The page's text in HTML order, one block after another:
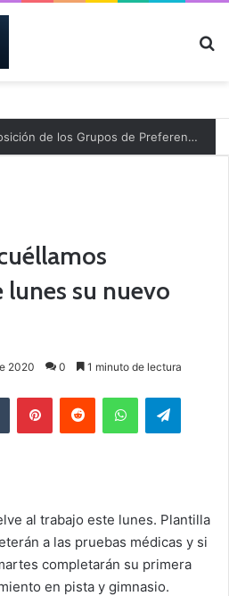
Ya se conoce la composición de los Grupos de Preferente y el calendario
lunes su nuevo
2020 0 1 minuto de lectura
al trabajo este lunes. Plantilla
a las pruebas médicas y si
completarán su primera
en pista y gimnasio.